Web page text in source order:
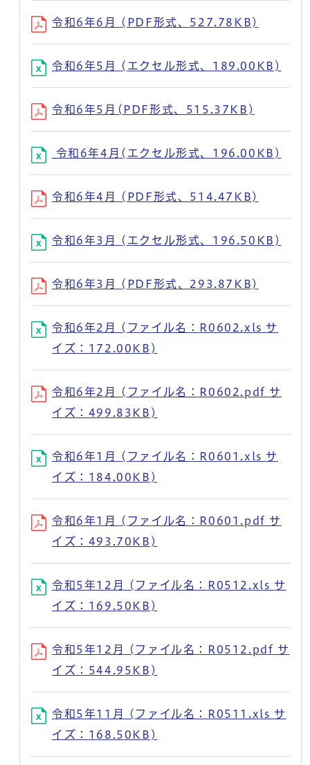
令和6年6月 (PDF形式、527.78KB)
令和6年5月 (エクセル形式、189.00KB)
令和6年5月(PDF形式、515.37KB)
令和6年4月(エクセル形式、196.00KB)
令和6年4月 (PDF形式、514.47KB)
令和6年3月 (エクセル形式、196.50KB)
令和6年3月 (PDF形式、293.87KB)
令和6年2月 (ファイル名：R0602.xls サ
イズ：172.00KB)
令和6年2月 (ファイル名：R0602.pdf サ
イズ：499.83KB)
令和6年1月 (ファイル名：R0601.xls サ
イズ：184.00KB)
令和6年1月 (ファイル名：R0601.pdf サ
イズ：493.70KB)
令和5年12月 (ファイル名：R0512.xls サ
イズ：169.50KB)
令和5年12月 (ファイル名：R0512.pdf サ
イズ：544.95KB)
令和5年11月 (ファイル名：R0511.xls サ
イズ：168.50KB)